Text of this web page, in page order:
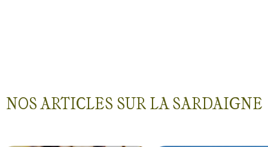
NOS ARTICLES SUR LA SARDAIGNE